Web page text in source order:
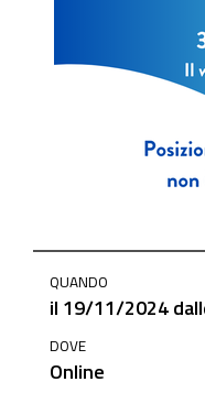
homepage/events/
novembre-
2024-
corso-
QUANDO
il 19/11/2024
DOVE
Online